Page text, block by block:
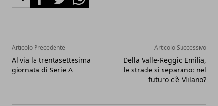
Articolo Precedente
Al via la trentasettesima
giornata di Serie A
Articolo Successivo
Della Valle-Reggio Emilia,
le strade si separano: nel
futuro c'è Milano?